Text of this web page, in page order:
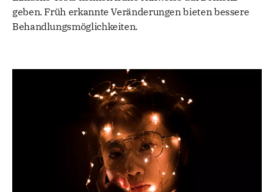
geben. Früh erkannte Veränderungen bieten bessere
Behandlungsmöglichkeiten.